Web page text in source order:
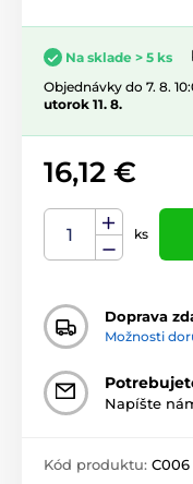
Na sklade > 5 ks
Objednávky do 7. 8.
utorok 11. 8.
16,12 €
ks
Doprava
Možnosti
Napíšte
Kód produktu: C006